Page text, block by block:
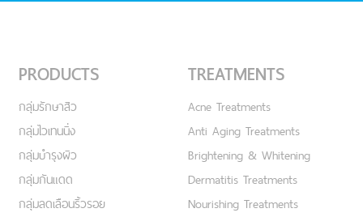
PRODUCTS
กลุ่มรักษาสิว
กลุ่มไวเทนนิ่ง
กลุ่มบำรุงผิว
กลุ่มกันแดด
กลุ่มลดเลือนริ้วรอย
TREATMENTS
Acne Treatments
Anti Aging Treatments
Brightening & Whitening
Dermatitis Treatments
Nourishing Treatments